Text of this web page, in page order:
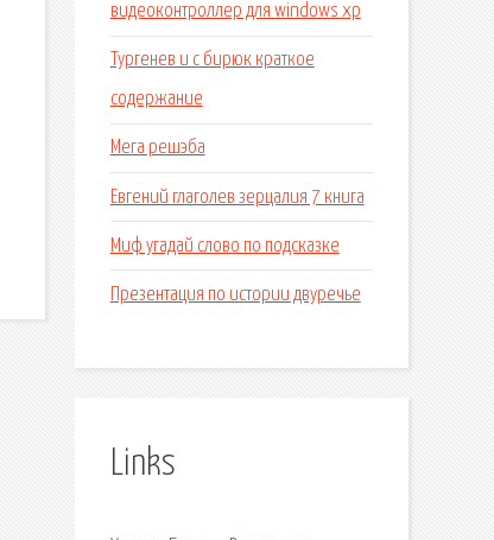
видеоконтроллер для windows xp
Тургенев и с бирюк краткое
содержание
Мега решэба
Евгений глаголев зерцалия 7 книга
Миф угадай слово по подсказке
Презентация по истории двуречье
Links